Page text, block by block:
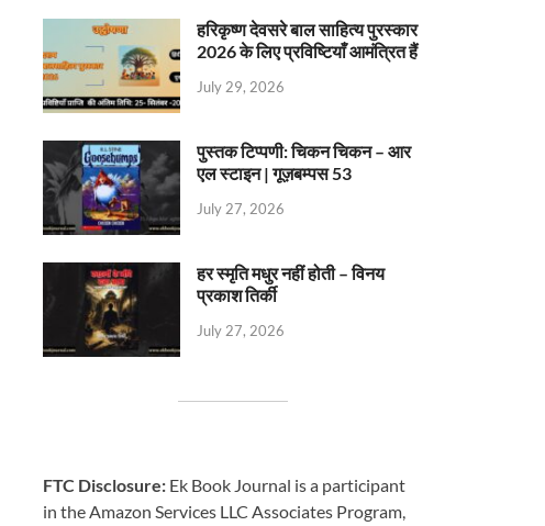
हरिकृष्ण देवसरे बाल साहित्य पुरस्कार
2026 के लिए प्रविष्टियाँ आमंत्रित हैं
July 29, 2026
पुस्तक टिप्पणी: चिकन चिकन – आर
एल स्टाइन | गूज़बम्पस 53
July 27, 2026
हर स्मृति मधुर नहीं होती – विनय
प्रकाश तिर्की
July 27, 2026
FTC Disclosure: Ek Book Journal is a participant
in the Amazon Services LLC Associates Program,